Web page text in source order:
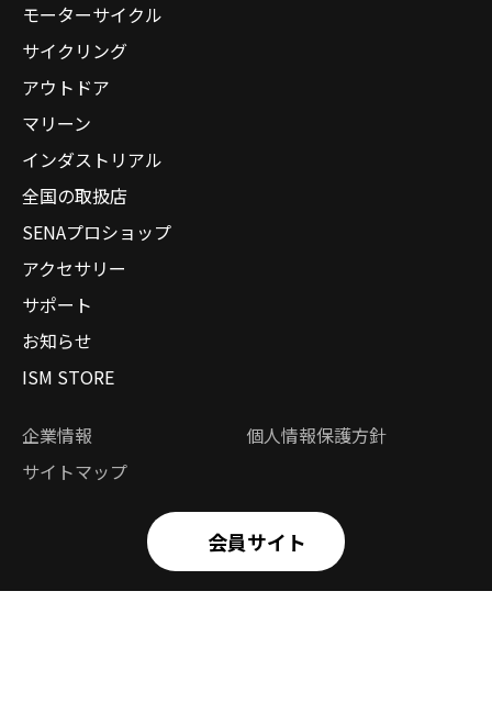
モーターサイクル
サイクリング
アウトドア
マリーン
インダストリアル
全国の取扱店
SENAプロショップ
アクセサリー
サポート
お知らせ
ISM STORE
企業情報
個人情報保護方針
サイトマップ
会員サイト